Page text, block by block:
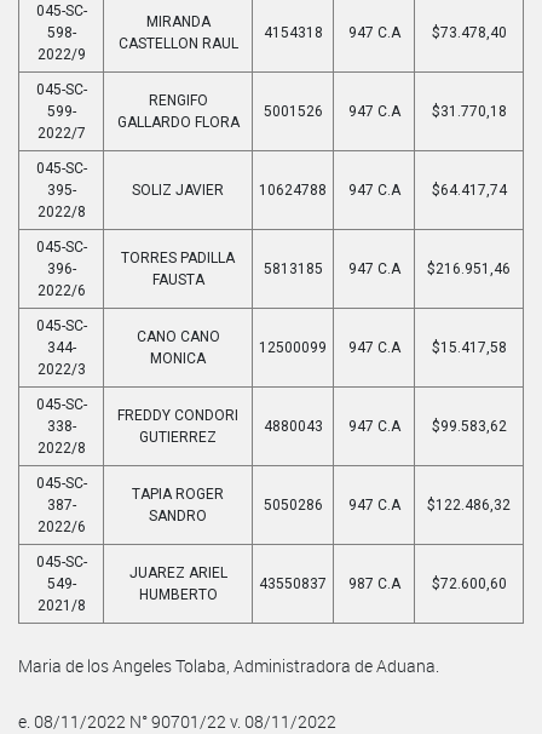
045-SC-
598-
2022/9
MIRANDA
CASTELLON RAUL
4154318 947 C.A $73.478,40
045-SC-
599-
2022/7
RENGIFO
GALLARDO FLORA
5001526 947 C.A $31.770,18
045-SC-
395-
2022/8
SOLIZ JAVIER 10624788 947 C.A $64.417,74
045-SC-
396-
2022/6
TORRES PADILLA
FAUSTA
5813185 947 C.A $216.951,46
045-SC-
344-
2022/3
CANO CANO
MONICA
12500099 947 C.A $15.417,58
045-SC-
338-
2022/8
FREDDY CONDORI
GUTIERREZ
4880043 947 C.A $99.583,62
045-SC-
387-
2022/6
TAPIA ROGER
SANDRO
5050286 947 C.A $122.486,32
045-SC-
549-
2021/8
JUAREZ ARIEL
HUMBERTO
43550837 987 C.A $72.600,60
Maria de los Angeles Tolaba, Administradora de Aduana.
e. 08/11/2022 N° 90701/22 v. 08/11/2022